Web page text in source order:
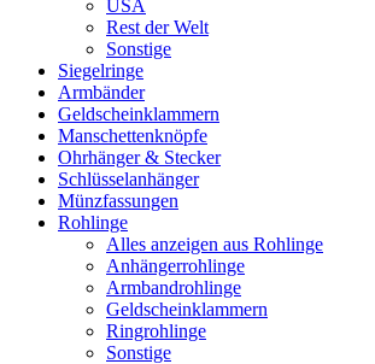
USA
Rest der Welt
Sonstige
Siegelringe
Armbänder
Geldscheinklammern
Manschettenknöpfe
Ohrhänger & Stecker
Schlüsselanhänger
Münzfassungen
Rohlinge
Alles anzeigen aus Rohlinge
Anhängerrohlinge
Armbandrohlinge
Geldscheinklammern
Ringrohlinge
Sonstige